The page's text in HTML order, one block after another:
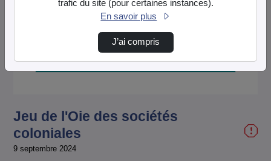
Lire
la
Jeu de l'Oie des sociétés
coloniales
9 septembre 2024
trafic du site (pour certaines instances).
En savoir plus
J’ai compris